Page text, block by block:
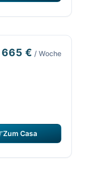
665 € / Woche
Zum Casa